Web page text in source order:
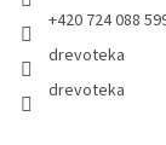
+420 724 088
drevoteka
drevoteka